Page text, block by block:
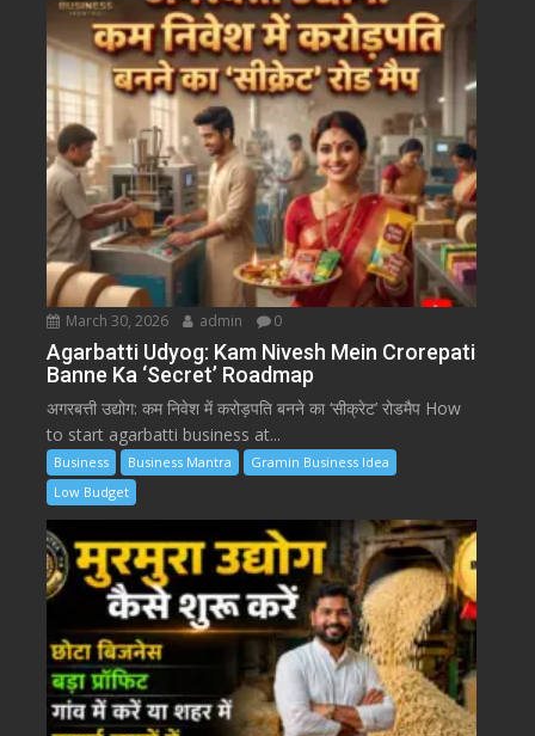
March 30, 2026 admin 0
Agarbatti Udyog: Kam Nivesh Mein Crorepati
Banne Ka ‘Secret’ Roadmap
अगरबत्ती उद्योग: कम निवेश में करोड़पति बनने का ‘सीक्रेट’ रोडमैप How
to start agarbatti business at...
Business Business Mantra
Gramin Business Idea
Low Budget